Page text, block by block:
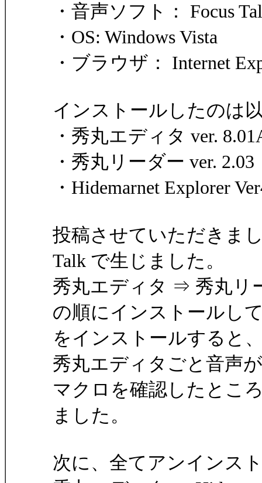
・音声ソフト： Focus
・OS: Windows Vista
・ブラウザ： Internet
インストールしたのは
・秀丸エディタ ver.
・秀丸リーダー ver. 2.03
・Hidemarnet Explorer
投稿させていただきま
Talk で生じました。
秀丸エディタ ⇒ 秀丸リ
の順にインストールし
をインストールすると
秀丸エディタごと音声
マクロを確認したとこ
ました。
次に、全てアンインス